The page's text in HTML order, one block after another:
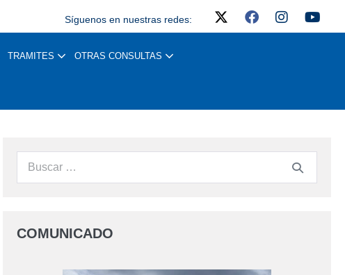
Síguenos en nuestras redes:
TRAMITES OTRAS CONSULTAS
COMUNICADO